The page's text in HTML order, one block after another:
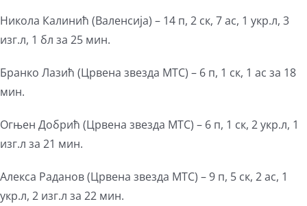
Никола Калинић (Валенсија) – 14 п, 2 ск, 7 ас, 1 укр.л, 3
изг.л, 1 бл за 25 мин.
Бранко Лазић (Црвена звезда МТС) – 6 п, 1 ск, 1 ас за 18
мин.
Огњен Добрић (Црвена звезда МТС) – 6 п, 1 ск, 2 укр.л, 1
изг.л за 21 мин.
Алекса Раданов (Црвена звезда МТС) – 9 п, 5 ск, 2 ас, 1
укр.л, 2 изг.л за 22 мин.